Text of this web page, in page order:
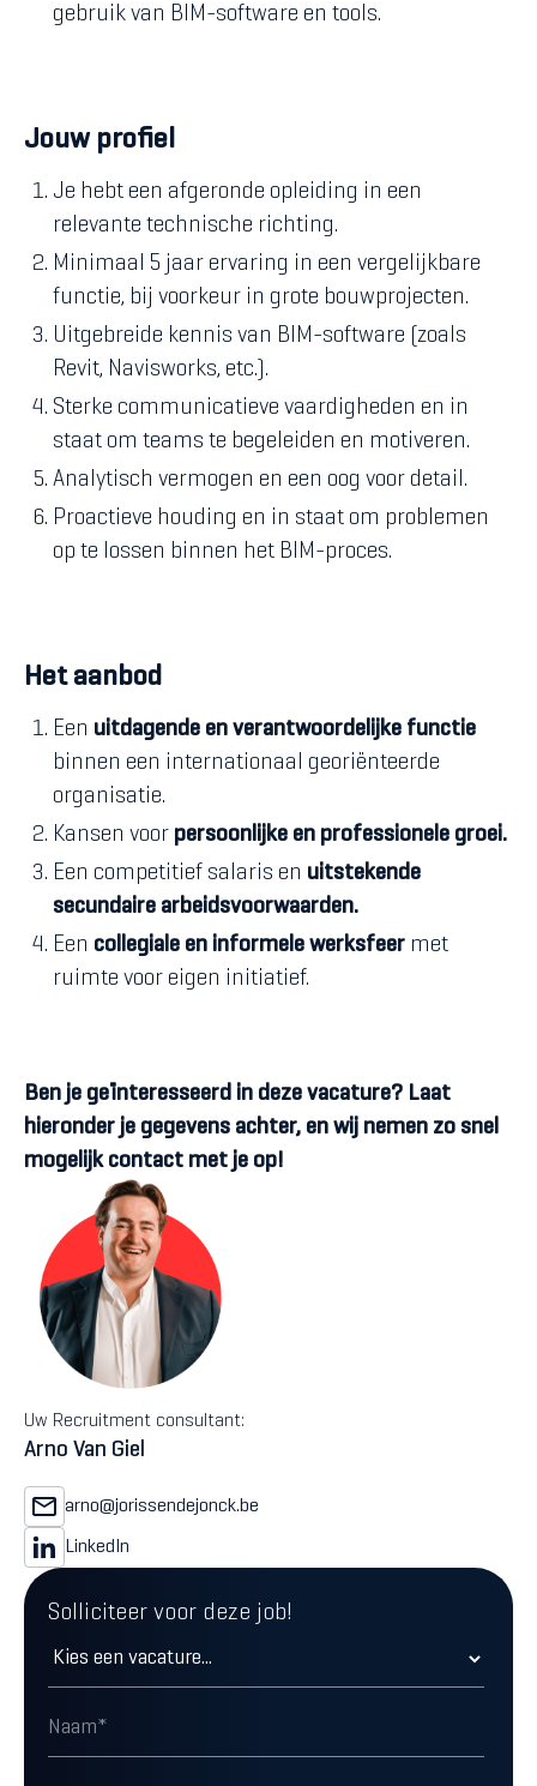
gebruik van BIM-software en tools.
Jouw profiel
Je hebt een afgeronde opleiding in een
relevante technische richting.
Minimaal 5 jaar ervaring in een vergelijkbare
functie, bij voorkeur in grote bouwprojecten.
Uitgebreide kennis van BIM-software (zoals
Revit, Navisworks, etc.).
Sterke communicatieve vaardigheden en in
staat om teams te begeleiden en motiveren.
Analytisch vermogen en een oog voor detail.
Proactieve houding en in staat om problemen
op te lossen binnen het BIM-proces.
Het aanbod
Een uitdagende en verantwoordelijke functie
binnen een internationaal georiënteerde
organisatie.
Kansen voor persoonlijke en professionele groei.
Een competitief salaris en uitstekende
secundaire arbeidsvoorwaarden.
Een collegiale en informele werksfeer met
ruimte voor eigen initiatief.
Ben je geïnteresseerd in deze vacature? Laat
hieronder je gegevens achter, en wij nemen zo snel
mogelijk contact met je op!
Uw Recruitment consultant:
Arno Van Giel
arno@jorissendejonck.be
LinkedIn
Solliciteer voor deze job!